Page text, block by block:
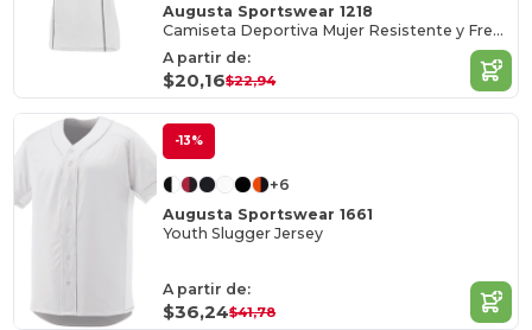
Augusta Sportswear 1218
Camiseta Deportiva Mujer Resistente y Fresca
A partir de:
$20,16$22,94
-13%
+6
Augusta Sportswear 1661
Youth Slugger Jersey
A partir de:
$36,24$41,78